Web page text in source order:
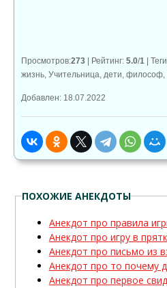
Просмотров:273 | Рейтинг: 5.0/1 | Теги
жизнь Учительница дети философ
Добавлен: 18.07.2022
ПОХОЖИЕ АНЕКДОТЫ
Анекдот про правила
Анекдот про игру в
Анекдот про письмо из
Анекдот про то почему
Анекдот про первое